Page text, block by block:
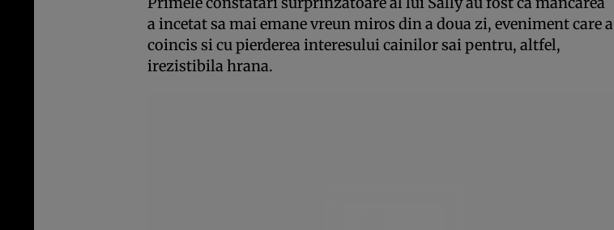
a incetat sa mai emane vreun miros din a doua zi, eveniment care a
coincis si cu pierderea interesului cainilor sai pentru, altfel,
irezistibila hrana.